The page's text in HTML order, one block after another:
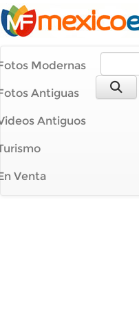
Modernas
Antiguas
Antiguos
Venta